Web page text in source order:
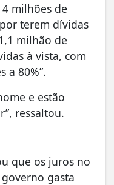
milhões de
terem dívidas
milhão de
à vista, com
a 80%”.
e estão
ressaltou.
que os juros no
gasta